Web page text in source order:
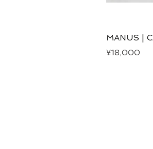
MANUS |
Price
¥18,000